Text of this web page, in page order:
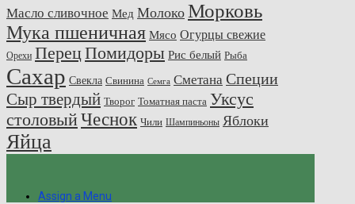
Масло сливочное Мед Молоко Морковь
Мука пшеничная Мясо Огурцы свежие
Орехи ПерецПомидоры Рис белый Рыба
Сахар Свекла Свинина Семга Сметана Специи
Сыр твердый Творог Томатная паста Уксус
столовыйЧеснок Чили Шампиньоны Яблоки
Яйца
Assign a Menu